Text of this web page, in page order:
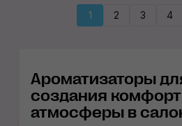
1 2 3 4
​Ароматизаторы
создания
атмосферы в